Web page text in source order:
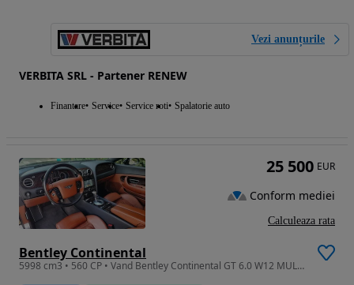
Vezi anunțurile
VERBITA SRL - Partener RENEW
Finantare Service Service roti Spalatorie auto
Bentley Continental
5998 cm3 • 560 CP • Vand Bentley Continental GT 6.0 W12 MULLINER (editie limitata)
25 500 EUR
Conform mediei
Calculeaza rata